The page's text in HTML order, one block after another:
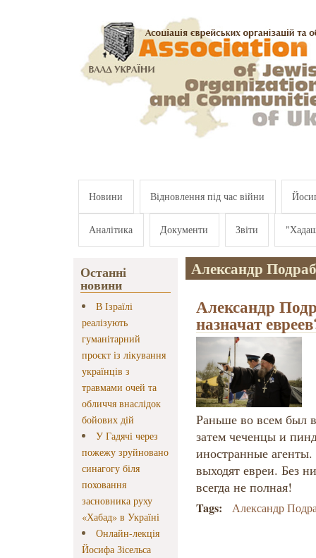
Новини Відновлення під час війни
Аналітика Документи Звіти
Останні
новини
В Ізраїлі
реалізують
гуманітарний
проєкт із лікування
українців з
травмами очей та
обличчя внаслідок
бойових дій
У Гадячі через
пожежу зруйновано
синагогу біля
поховання
засновника руху
«Хабад» в Україні
Онлайн-лекція
Йосифа Зісельса
Александр
Александр
назначат
Раньше во всем был
затем чеченцы и
иностранные
выходят евреи. Без
всегда не полная!
Tags: Александр